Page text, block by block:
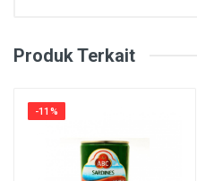
Produk Terkait
-11%